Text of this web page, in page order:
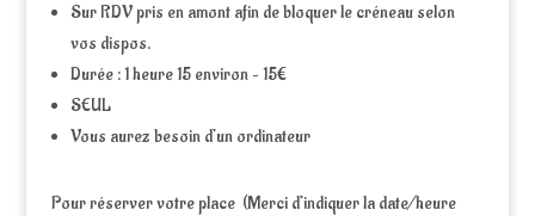
Sur RDV pris en amont afin de bloquer le créneau selon
vos dispos.
Durée : 1 heure 15 environ – 15€
SEUL
Vous aurez besoin d’un ordinateur
Pour réserver votre place (Merci d’indiquer la date/heure